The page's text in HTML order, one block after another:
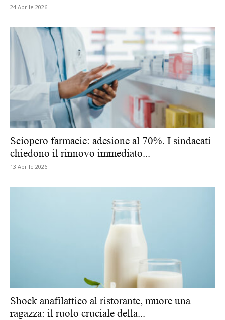
24 Aprile 2026
Sciopero farmacie: adesione al 70%. I sindacati
chiedono il rinnovo immediato...
13 Aprile 2026
Shock anafilattico al ristorante, muore una
ragazza: il ruolo cruciale della...